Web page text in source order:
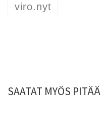
viro.nyt
SAATAT MYÖS PITÄÄ